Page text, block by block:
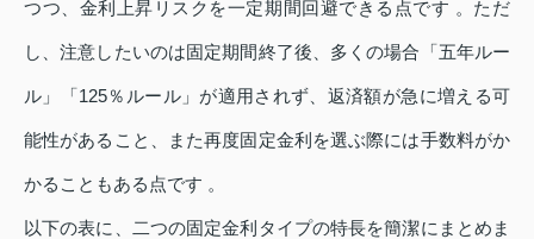
つつ、金利上昇リスクを一定期間回避できる点です 。ただ
し、注意したいのは固定期間終了後、多くの場合「五年ルー
ル」「125％ルール」が適用されず、返済額が急に増える可
能性があること、また再度固定金利を選ぶ際には手数料がか
かることもある点です 。
以下の表に、二つの固定金利タイプの特長を簡潔にまとめま